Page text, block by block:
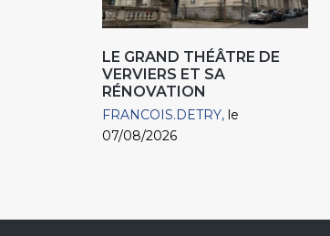
LE GRAND THÉÂTRE DE
VERVIERS ET SA
RÉNOVATION
FRANCOIS.DETRY le
07/08/2026